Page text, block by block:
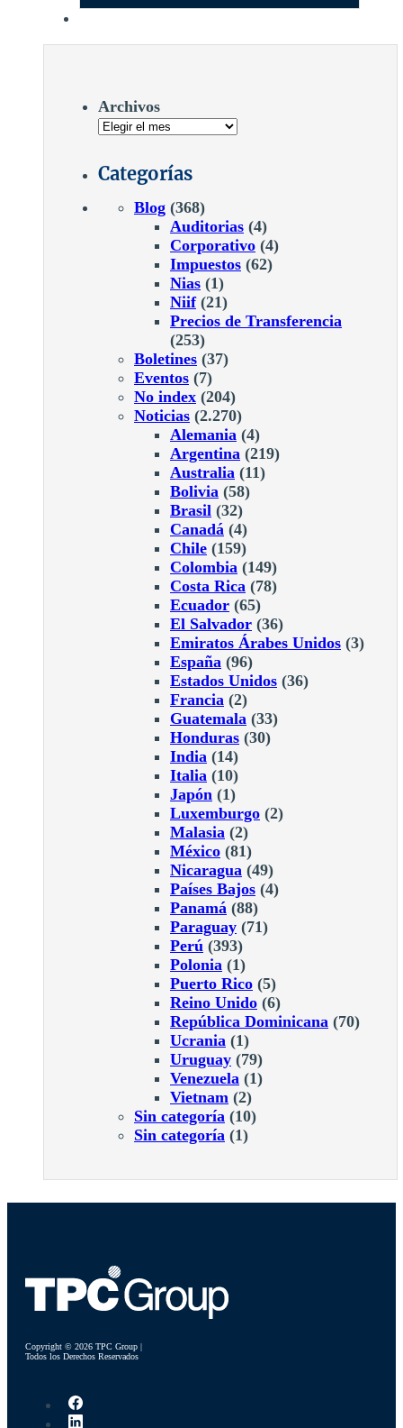
Archivos
Categorías
Blog (368)
Auditorias (4)
Corporativo (4)
Impuestos (62)
Nias (1)
Niif(21)
Precios de Transferencia
(253)
Boletines (37)
Eventos (7)
No index (204)
Noticias (2.270)
Alemania (4)
Argentina (219)
Australia (11)
Bolivia (58)
Brasil (32)
Canadá (4)
Chile (159)
Colombia (149)
Costa Rica (78)
Ecuador (65)
El Salvador (36)
Emiratos Árabes Unidos (3)
España (96)
Estados Unidos (36)
Francia (2)
Guatemala (33)
Honduras (30)
India (14)
Italia (10)
Japón (1)
Luxemburgo (2)
Malasia (2)
México (81)
Nicaragua (49)
Países Bajos (4)
Panamá (88)
Paraguay (71)
Perú (393)
Polonia (1)
Puerto Rico (5)
Reino Unido (6)
República Dominicana (70)
Ucrania (1)
Uruguay (79)
Venezuela (1)
Vietnam (2)
Sin categoría (10)
Sin categoría (1)
Copyright © 2026 TPC Group |
Todos los Derechos Reservados